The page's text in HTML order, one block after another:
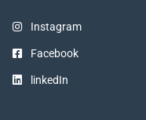
Instagram
Facebook
linkedIn